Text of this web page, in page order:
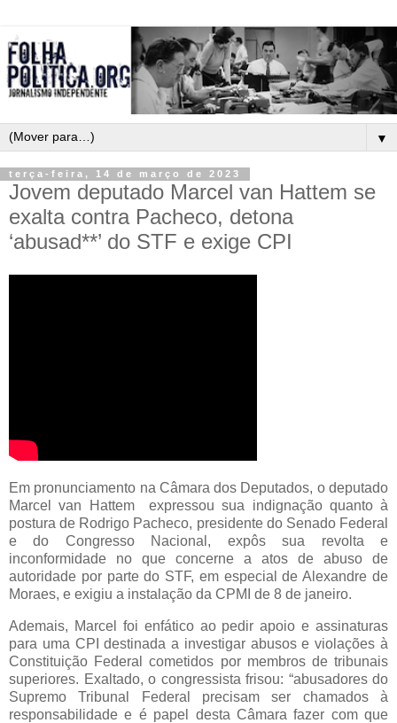
▼
terça-feira, 14 de março de 2023
Jovem deputado Marcel van Hattem se
exalta contra Pacheco, detona
‘abusad**’ do STF e exige CPI
Em pronunciamento na Câmara dos Deputados, o deputado
Marcel van Hattem expressou sua indignação quanto à
postura de Rodrigo Pacheco, presidente do Senado Federal
e do Congresso Nacional, expôs sua revolta e
inconformidade no que concerne a atos de abuso de
autoridade por parte do STF, em especial de Alexandre de
Moraes, e exigiu a instalação da CPMI de 8 de janeiro.
Ademais, Marcel foi enfático ao pedir apoio e assinaturas
para uma CPI destinada a investigar abusos e violações à
Constituição Federal cometidos por membros de tribunais
superiores. Exaltado, o congressista frisou: “abusadores do
Supremo Tribunal Federal precisam ser chamados à
responsabilidade e é papel desta Câmara fazer com que